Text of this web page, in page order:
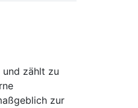
zählt zu
zur